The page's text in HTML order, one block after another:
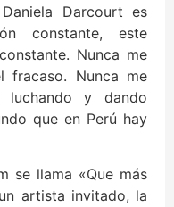
Darcourt es
constante, este
Nunca me
fracaso. Nunca me
luchando y dando
que en Perú hay
se llama «Que más
artista invitado, la